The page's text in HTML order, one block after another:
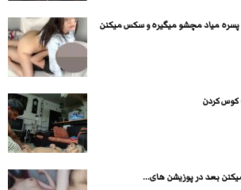
پسره میاد مچشو میگیره و سکس میکنن
کردن
بعد در پوزیشن های...